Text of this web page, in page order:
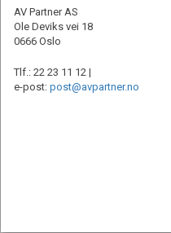
AV Partner AS
Ole Deviks vei 18
0666 Oslo
Tlf.: 22 23 11 12 |
e-post: post@avpartner.no